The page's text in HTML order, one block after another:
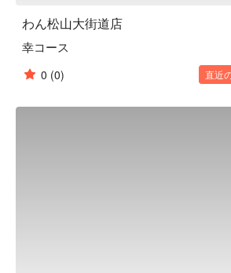
わん松山大街道店
幸コース
0 (0) 直近